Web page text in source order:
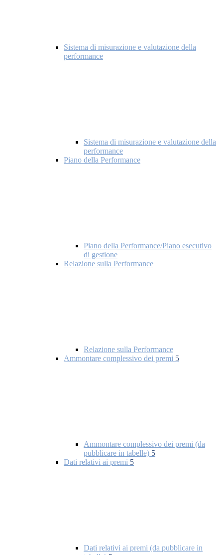
Sistema di misurazione e valutazione della
performance
Sistema di misurazione e valutazione della
performance
Piano della Performance
Piano della Performance/Piano esecutivo
di gestione
Relazione sulla Performance
Relazione sulla Performance
Ammontare complessivo dei premi 5
Ammontare complessivo dei premi (da
pubblicare in tabelle) 5
Dati relativi ai premi 5
Dati relativi ai premi (da pubblicare in